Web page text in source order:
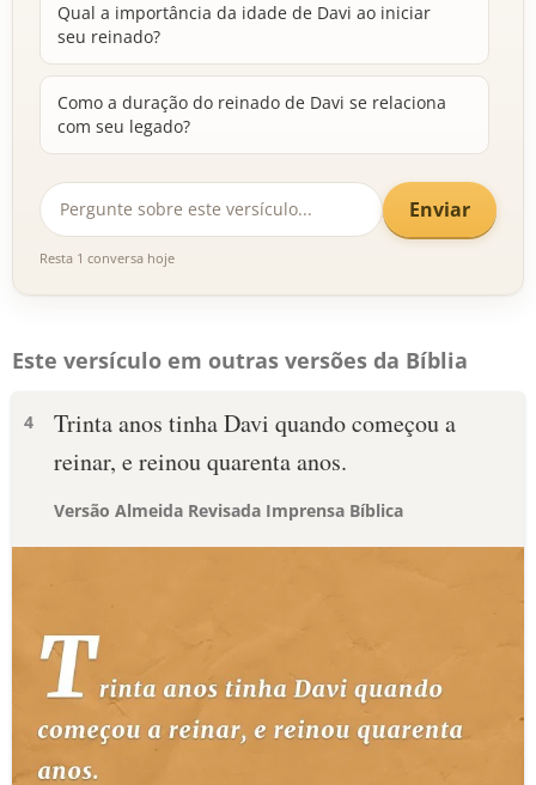
Qual a importância da idade de Davi ao iniciar
seu reinado?
Como a duração do reinado de Davi se relaciona
com seu legado?
Enviar
Resta 1 conversa hoje
Este versículo em outras versões da Bíblia
4
Trinta anos tinha Davi quando começou a
reinar, e reinou quarenta anos.
Versão Almeida Revisada Imprensa Bíblica